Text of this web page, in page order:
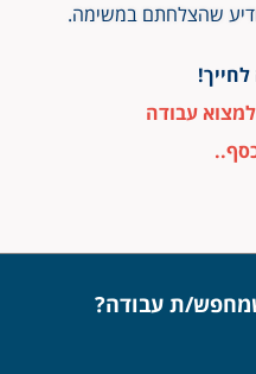
שהצלחתם במשימה.
עבודה
ת עבודה?